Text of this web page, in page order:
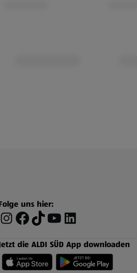
uns hier:
die ALDI SÜD App downloaden